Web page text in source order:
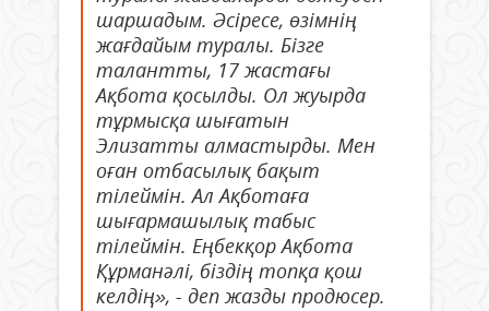
шаршадым. Әсіресе, өзімнің
жағдайым туралы. Бізге
талантты, 17 жастағы
Ақбота қосылды. Ол жуырда
тұрмысқа шығатын
Элизатты алмастырды. Мен
оған отбасылық бақыт
тілеймін. Ал Ақботаға
шығармашылық табыс
тілеймін. Еңбекқор Ақбота
Құрманәлі, біздің топқа қош
келдің», - деп жазды продюсер.